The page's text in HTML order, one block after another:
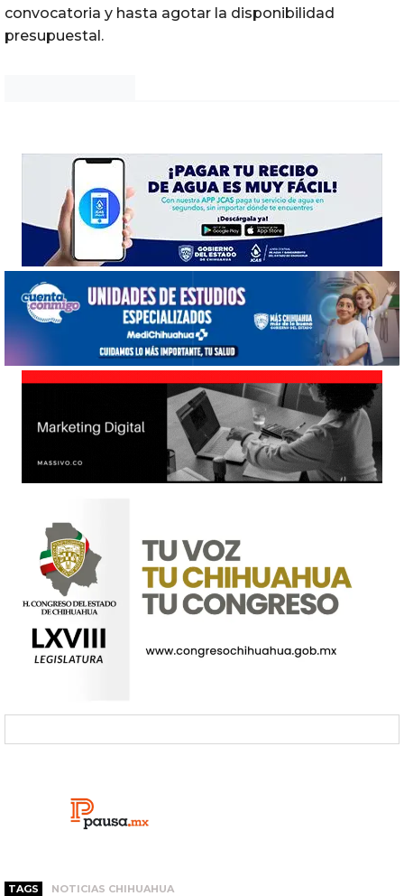
convocatoria y hasta agotar la disponibilidad
presupuestal.
TAGS NOTICIAS CHIHUAHUA